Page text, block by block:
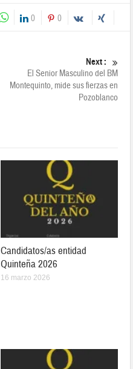
0 0
Next :
El Senior Masculino del BM
Montequinto, mide sus fierzas en
Pozoblanco
Candidatos/as entidad
Quinteña 2026
16 marzo 2026